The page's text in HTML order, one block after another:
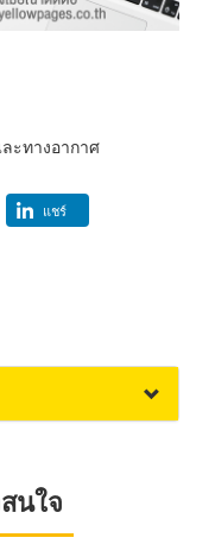
ะทางอากาศ
แชร์
นใจ